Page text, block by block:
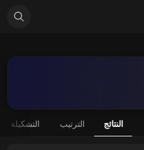
النتائج الترتيب التشكيلة